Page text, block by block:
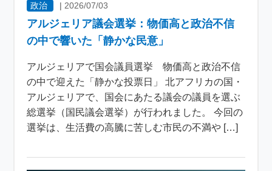
政治 |2026/07/03
アルジェリア議会選挙：物価高と政治不信
の中で響いた「静かな民意」
アルジェリアで国会議員選挙 物価高と政治不信
の中で迎えた「静かな投票日」 北アフリカの国・
アルジェリアで、国会にあたる議会の議員を選ぶ
総選挙（国民議会選挙）が行われました。 今回の
選挙は、生活費の高騰に苦しむ市民の不満や […]